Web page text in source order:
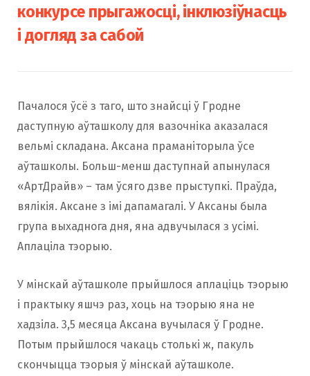
конкурсе прыгажосці, інклюзіўнасць
і догляд за сабой
Пачалося ўсё з таго, што знайсці ў Гродне
даступную аўташколу для вазочніка аказалася
вельмі складана. Аксана праманіторыла ўсе
аўташколы. Больш-менш даступнай апынулася
«АртДрайв» – там ўсяго дзве прыступкі. Праўда,
вялікія. Аксане з імі дапамагалі. У Аксаны была
група выхаднога дня, яна адвучылася з усімі.
Аплаціла тэорыю.
У мінскай аўташколе прыйшлося аплаціць тэорыю
і практыку яшчэ раз, хоць на тэорыю яна не
хадзіла. 3,5 месяца Аксана вучылася ў Гродне.
Потым прыйшлося чакаць столькі ж, пакуль
скончыцца тэорыя ў мінскай аўташколе.